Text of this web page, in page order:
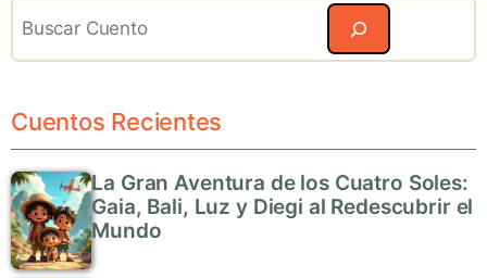
Cuentos Recientes
La Gran Aventura de los Cuatro Soles:
Gaia, Bali, Luz y Diegi al Redescubrir el
Mundo